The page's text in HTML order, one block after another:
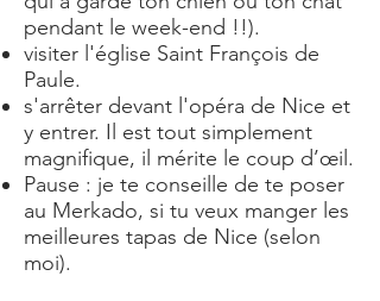
pendant le week-end !!).
visiter l'église Saint François de
Paule.
s'arrêter devant l'opéra de Nice et
y entrer. Il est tout simplement
magnifique, il mérite le coup d’œil.
Pause : je te conseille de te poser
au Merkado, si tu veux manger les
meilleures tapas de Nice (selon
moi).